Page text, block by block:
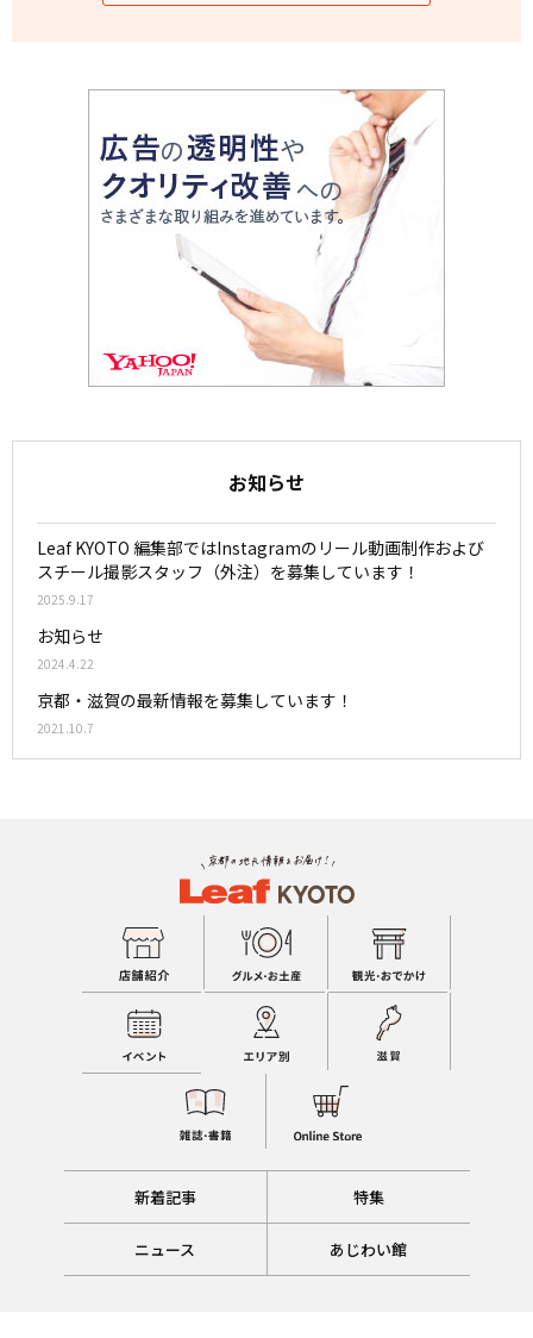
お知らせ
Leaf KYOTO 編集部ではInstagramのリール動画制作および
スチール撮影スタッフ（外注）を募集しています！
2025.9.17
お知らせ
2024.4.22
京都・滋賀の最新情報を募集しています！
2021.10.7
新着記事 特集
ニュース あじわい館